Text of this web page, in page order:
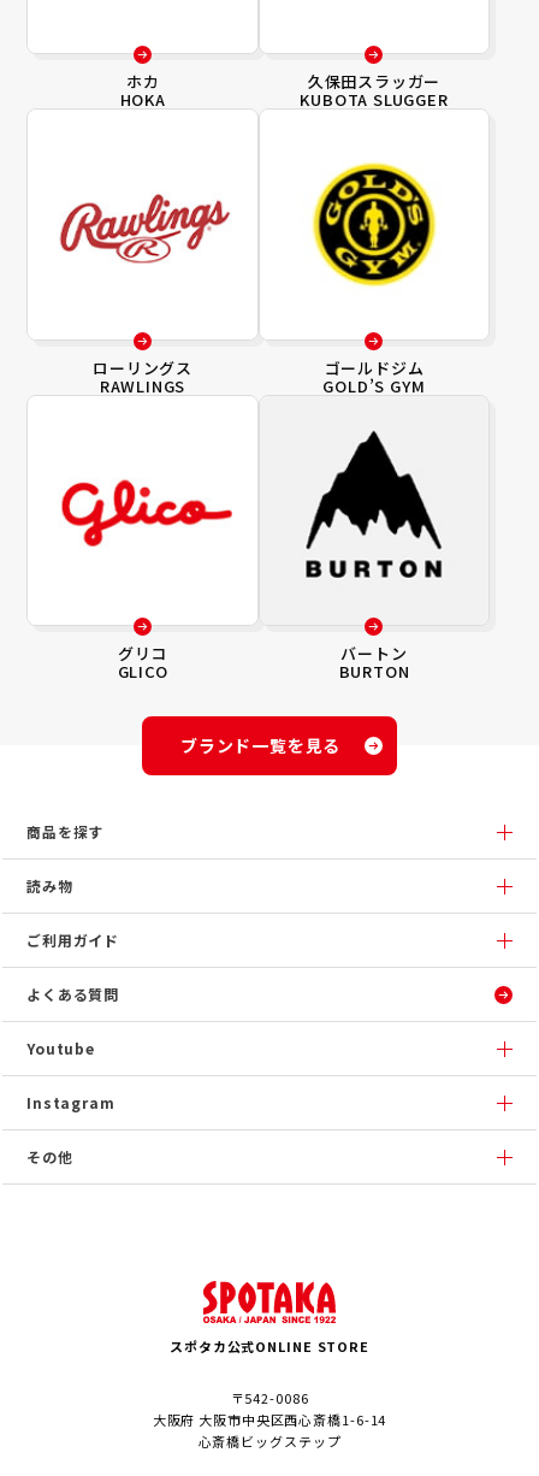
ホカ
HOKA
久保田スラッガー
KUBOTA SLUGGER
ローリングス
RAWLINGS
ゴールドジム
GOLD’S GYM
グリコ
GLICO
バートン
BURTON
ブランド一覧を見る
商品を探す
読み物
ご利用ガイド
よくある質問
Youtube
Instagram
その他
スポタカ公式ONLINE STORE
〒542-0086
大阪府 大阪市中央区西心斎橋1-6-14
心斎橋ビッグステップ